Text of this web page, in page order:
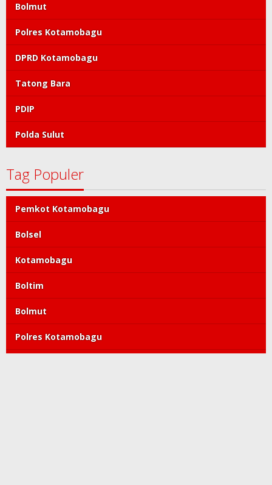
Bolmut
Polres Kotamobagu
DPRD Kotamobagu
Tatong Bara
PDIP
Polda Sulut
Tag Populer
Pemkot Kotamobagu
Bolsel
Kotamobagu
Boltim
Bolmut
Polres Kotamobagu